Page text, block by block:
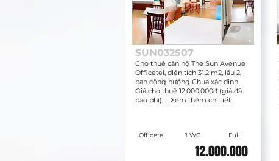
Cho thuê căn hộ The Sun Avenue
Officetel, diện tích 31.2 m2, lầu 2,
ban công hướng Chưa xác định.
Giá cho thuê 12,000,000đ (giá đã
bao phí), ... Xem thêm chi tiết
SUN032507
Officetel 1 WC Full
12.000.000